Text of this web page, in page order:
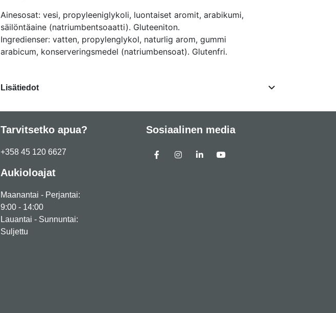
Ainesosat: vesi, propyleeniglykoli, luontaiset aromit, arabikumi,
säilöntäaine (natriumbentsoaatti). Gluteeniton.
Ingredienser: vatten, propylenglykol, naturlig arom, gummi
arabicum, konserveringsmedel (natriumbensoat). Glutenfri.
Lisätiedot
Tarvitsetko apua?
+358 45 120 6627
Aukioloajat
Maanantai - Perjantai:
9:00 - 14:00
Lauantai - Sunnuntai:
Suljettu
Sosiaalinen media